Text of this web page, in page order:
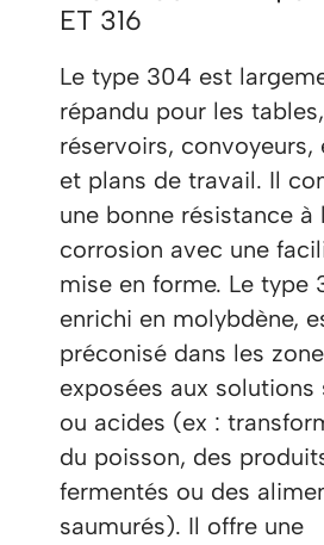
ET 316
Le type 304 est
répandu pour les tables,
réservoirs, convoyeurs,
et plans de travail. Il
une bonne résistance à
corrosion avec une
mise en forme. Le type
enrichi en molybdène,
préconisé dans les
exposées aux solutions
ou acides (ex :
du poisson, des
fermentés ou des
saumurés). Il offre une